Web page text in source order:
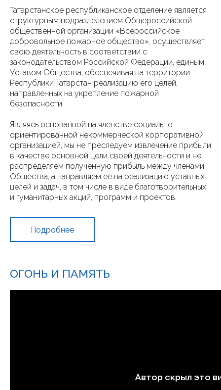
Татарстанское республиканское отделение является
структурным подразделением Общероссийской
общественной организации «Всероссийское
добровольное пожарное общество», осуществляет
свою деятельность в соответствии с
законодательством Российской Федерации, единым
Уставом Общества, обеспечивая на территории
Республики Татарстан реализацию его целей,
направленных на укрепление пожарной
безопасности.
Являясь основанной на членстве социально
ориентированной некоммерческой корпоративной
организацией, мы не преследуем извлечение прибыли
в качестве основной цели своей деятельности и не
распределяем полученную прибыль между членами
Общества, а направляем ее на реализацию уставных
целей и задач, в том числе в виде благотворительных
и гуманитарных акций, программ и проектов.
Подробнее
ОГОНЬ И ПАМЯТЬ